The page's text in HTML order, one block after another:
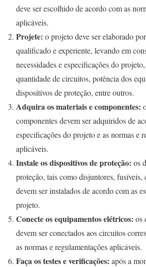
deve ser escolhido de acordo com as
aplicáveis.
Projete: o projeto deve ser elaborado
qualificado e experiente, levando em
necessidades e especificações do
quantidade de circuitos, potência dos
dispositivos de proteção, entre outros.
Adquira os materiais e componentes:
componentes devem ser adquiridos de
especificações do projeto e as normas e
aplicáveis.
Instale os dispositivos de proteção: os
proteção, tais como disjuntores, fusíveis,
devem ser instalados de acordo com as
projeto.
Conecte os equipamentos elétricos: os
devem ser conectados aos circuitos
as normas e regulamentações aplicáveis.
Faça os testes e verificações: após a